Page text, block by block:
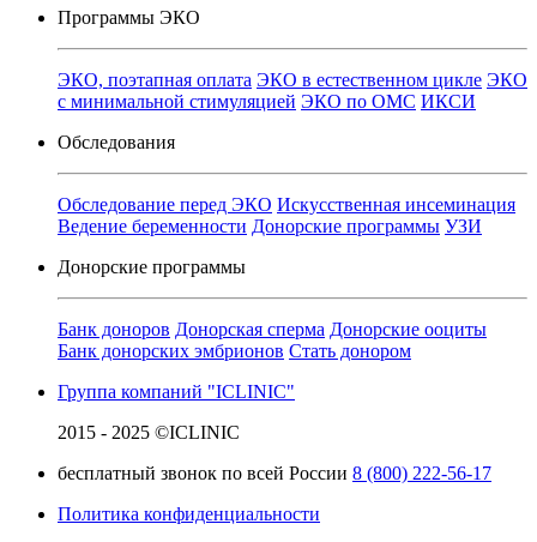
Программы ЭКО
ЭКО, поэтапная оплата ЭКО в естественном цикле ЭКО
с минимальной стимуляцией ЭКО по ОМС ИКСИ
Обследования
Обследование перед ЭКО Искусственная инсеминация
Ведение беременности Донорские программы УЗИ
Донорские программы
Банк доноров Донорская сперма Донорские ооциты
Банк донорских эмбрионов Стать донором
Группа компаний "ICLINIC"
2015 - 2025 ©ICLINIC
бесплатный звонок по всей России 8 (800) 222-56-17
Политика конфиденциальности